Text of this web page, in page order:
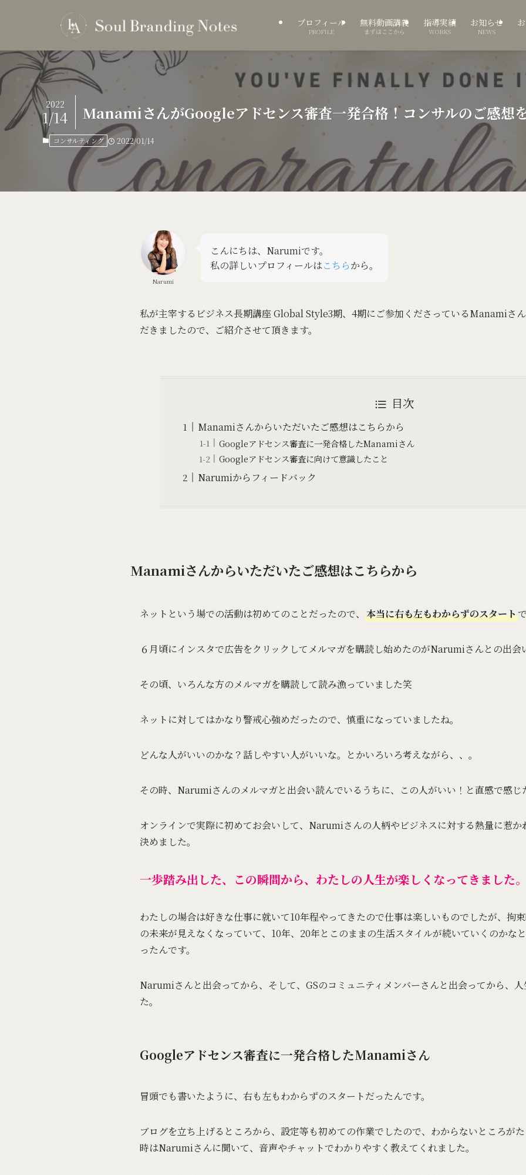
プロフィール
PROFILE
無料動画講義
まずはここから
指導実績
WORKS
お知らせ
NEWS
ManamiさんがGoogleアドセンス審査一発合格！コンサルのご感想
2022
1/14
コンサルティング 2022/01/14
Narumi
こんにちは、Narumiです。
私の詳しいプロフィールはこちらから。
私が主宰するビジネス長期講座 Global Style3期、4期にご参加くださっているManamiさ
だきましたので、ご紹介させて頂きます。
目次
Manamiさんからいただいたご感想はこちらから
Googleアドセンス審査に一発合格したManamiさん
Googleアドセンス審査に向けて意識したこと
Narumiからフィードバック
Manamiさんからいただいたご感想はこちらから
ネットという場での活動は初めてのことだったので、 本当に右も左もわからずのスタート
６月頃にインスタで広告をクリックしてメルマガを購読し始めたのがNarumiさんとの出会
その頃、いろんな方のメルマガを購読して読み漁っていました笑
ネットに対してはかなり警戒心強めだったので、慎重になっていましたね。
どんな人がいいのかな？話しやすい人がいいな。とかいろいろ考えながら、、。
その時、Narumiさんのメルマガと出会い読んでいるうちに、この人がいい！と直感で感じ
オンラインで実際に初めてお会いして、Narumiさんの人柄やビジネスに対する熱量に惹か
決めました。
一歩踏み出した、この瞬間から、わたしの人生が楽しくなってきました。
わたしの場合は好きな仕事に就いて10年程やってきたので仕事は楽しいものでしたが、拘
の未来が見えなくなっていて、10年、20年とこのままの生活スタイルが続いていくのかな
ったんです。
Narumiさんと出会ってから、そして、GSのコミュニティメンバーさんと出会ってから、
た。
Googleアドセンス審査に一発合格したManamiさん
冒頭でも書いたように、右も左もわからずのスタートだったんです。
ブログを立ち上げるところから、設定等も初めての作業でしたので、わからないところが
時はNarumiさんに聞いて、音声やチャットでわかりやすく教えてくれました。